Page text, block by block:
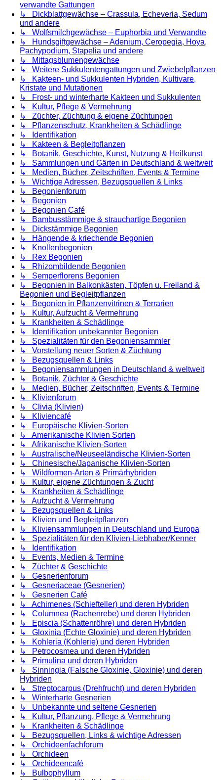
verwandte Gattungen
↳ Dickblattgewächse – Crassula, Echeveria, Sedum
und andere
↳ Wolfsmilchgewächse – Euphorbia und Verwandte
↳ Hundsgiftgewächse – Adenium, Ceropegia, Hoya,
Pachypodium, Stapelia und andere
↳ Mittagsblumengewächse
↳ Weitere Sukkulentengattungen und Zwiebelpflanzen
↳ Kakteen- und Sukkulenten Hybriden, Kultivare,
Kristate und Mutationen
↳ Frost- und winterharte Kakteen und Sukkulenten
↳ Kultur, Pflege & Vermehrung
↳ Züchter, Züchtung & eigene Züchtungen
↳ Pflanzenschutz, Krankheiten & Schädlinge
↳ Identifikation
↳ Kakteen & Begleitpflanzen
↳ Botanik, Geschichte, Kunst, Nutzung & Heilkunst
↳ Sammlungen und Gärten in Deutschland & weltweit
↳ Medien, Bücher, Zeitschriften, Events & Termine
↳ Wichtige Adressen, Bezugsquellen & Links
↳ Begonienforum
↳ Begonien
↳ Begonien Café
↳ Bambusstämmige & strauchartige Begonien
↳ Dickstämmige Begonien
↳ Hängende & kriechende Begonien
↳ Knollenbegonien
↳ Rex Begonien
↳ Rhizombildende Begonien
↳ Semperflorens Begonien
↳ Begonien in Balkonkästen, Töpfen u. Freiland &
Begonien und Begleitpflanzen
↳ Begonien in Pflanzenvitrinen & Terrarien
↳ Kultur, Aufzucht & Vermehrung
↳ Krankheiten & Schädlinge
↳ Identifikation unbekannter Begonien
↳ Spezialitäten für den Begoniensammler
↳ Vorstellung neuer Sorten & Züchtung
↳ Bezugsquellen & Links
↳ Begoniensammlungen in Deutschland & weltweit
↳ Botanik, Züchter & Geschichte
↳ Medien, Bücher, Zeitschriften, Events & Termine
↳ Klivienforum
↳ Clivia (Klivien)
↳ Kliviencafé
↳ Europäische Klivien-Sorten
↳ Amerikanische Klivien Sorten
↳ Afrikanische Klivien-Sorten
↳ Australische/Neuseeländische Klivien-Sorten
↳ Chinesische/Japanische Klivien-Sorten
↳ Wildformen-Arten & Primärhybriden
↳ Kultur, eigene Züchtungen & Zucht
↳ Krankheiten & Schädlinge
↳ Aufzucht & Vermehrung
↳ Bezugsquellen & Links
↳ Klivien und Begleitpflanzen
↳ Kliviensammlungen in Deutschland und Europa
↳ Spezialitäten für den Klivien-Liebhaber/Kenner
↳ Identifikation
↳ Events, Medien & Termine
↳ Züchter & Geschichte
↳ Gesnerienforum
↳ Gesneriaceae (Gesnerien)
↳ Gesnerien Café
↳ Achimenes (Schiefteller) und deren Hybriden
↳ Columnea (Rachenrebe) und deren Hybriden
↳ Episcia (Schattenröhre) und deren Hybriden
↳ Gloxinia (Echte Gloxinie) und deren Hybriden
↳ Kohleria (Kohlerie) und deren Hybriden
↳ Petrocosmea und deren Hybriden
↳ Primulina und deren Hybriden
↳ Sinningia (Falsche Gloxinie, Gloxinie) und deren
Hybriden
↳ Streptocarpus (Drehfrucht) und deren Hybriden
↳ Winterharte Gesnerien
↳ Unbekannte und seltene Gesnerien
↳ Kultur, Pflanzung, Pflege & Vermehrung
↳ Krankheiten & Schädlinge
↳ Bezugsquellen, Links & wichtige Adressen
↳ Orchideenfachforum
↳ Orchideen
↳ Orchideencafé
↳ Bulbophyllum